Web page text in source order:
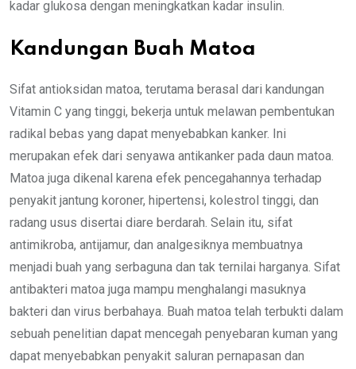
kadar glukosa dengan meningkatkan kadar insulin.
Kandungan Buah Matoa
Sifat antioksidan matoa, terutama berasal dari kandungan
Vitamin C yang tinggi, bekerja untuk melawan pembentukan
radikal bebas yang dapat menyebabkan kanker. Ini
merupakan efek dari senyawa antikanker pada daun matoa.
Matoa juga dikenal karena efek pencegahannya terhadap
penyakit jantung koroner, hipertensi, kolestrol tinggi, dan
radang usus disertai diare berdarah. Selain itu, sifat
antimikroba, antijamur, dan analgesiknya membuatnya
menjadi buah yang serbaguna dan tak ternilai harganya. Sifat
antibakteri matoa juga mampu menghalangi masuknya
bakteri dan virus berbahaya. Buah matoa telah terbukti dalam
sebuah penelitian dapat mencegah penyebaran kuman yang
dapat menyebabkan penyakit saluran pernapasan dan